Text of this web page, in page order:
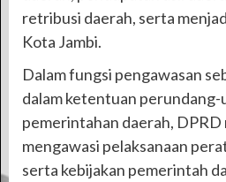
retribusi daerah, serta
Kota Jambi.
Dalam fungsi pengawasan
dalam ketentuan perundang-
pemerintahan daerah, DPRD
mengawasi pelaksanaan
serta kebijakan pemerintah